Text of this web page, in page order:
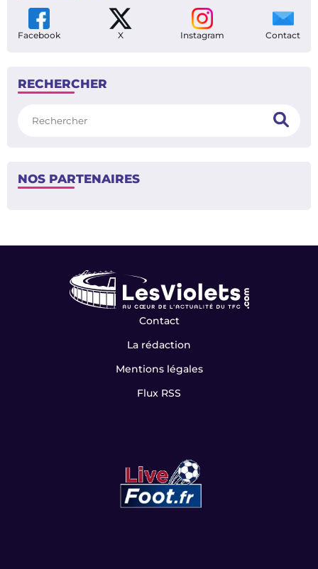
Facebook X Instagram Contact
RECHERCHER
NOS PARTENAIRES
Contact
La rédaction
Mentions légales
Flux RSS